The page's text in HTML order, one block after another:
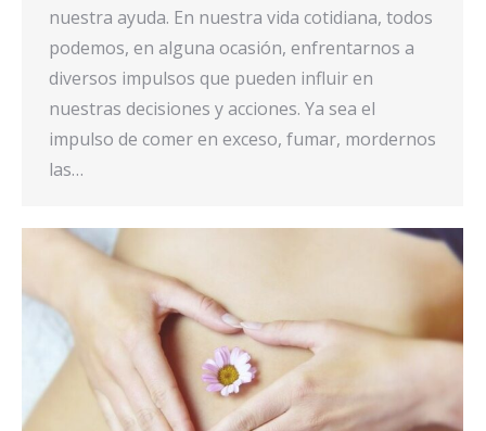
nuestra ayuda. En nuestra vida cotidiana, todos
podemos, en alguna ocasión, enfrentarnos a
diversos impulsos que pueden influir en
nuestras decisiones y acciones. Ya sea el
impulso de comer en exceso, fumar, mordernos
las…